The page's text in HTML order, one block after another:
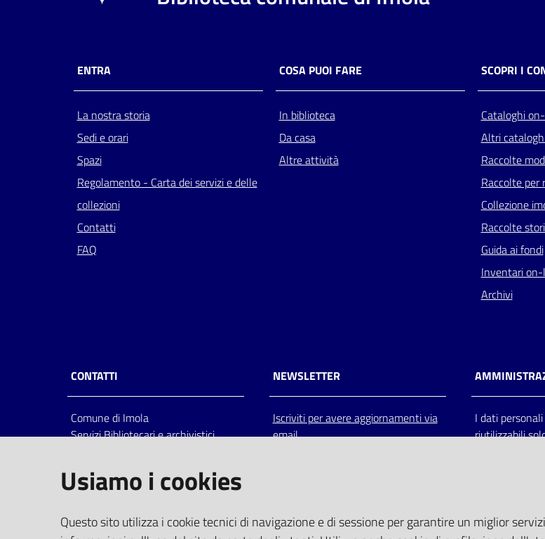
ENTRA
La nostra storia
Sedi e orari
Spazi
Regolamento - Carta dei servizi e delle
collezioni
Contatti
FAQ
COSA PUOI FARE
In biblioteca
Da casa
Altre attività
SCOPRI I
Cataloghi
Altri
Raccolte
Raccolte per
Collezione
Raccolte
Guida ai fondi
Inventari
Archivi
CONTATTI
Comune di Imola
Servizi Bibliotecari e archivistici
Italia
centralino: tel 0542.6026.36 fax
bim@comune.imola.bo.it
PEC
NEWSLETTER
Iscriviti per avere aggiornamenti via
email
I dati
riutilizzabili
Usiamo i cookies
Questo sito utilizza i cookie tecnici di navigazione e di sessione per garantire un miglior